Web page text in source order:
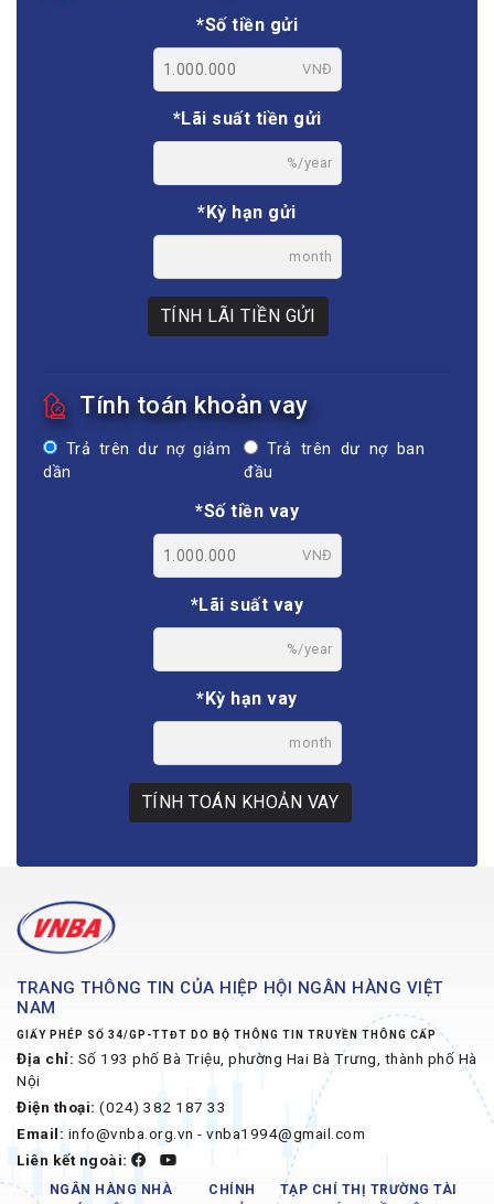
*Số tiền gửi
VNĐ
*Lãi suất tiền gửi
%/year
*Kỳ hạn gửi
month
TÍNH LÃI TIỀN GỬI
Tính toán khoản vay
Trả trên dư nợ giảm
dần
Trả trên dư nợ ban
đầu
*Số tiền vay
VNĐ
*Lãi suất vay
%/year
*Kỳ hạn vay
month
TÍNH TOÁN KHOẢN VAY
TRANG THÔNG TIN CỦA HIỆP HỘI NGÂN HÀNG VIỆT
NAM
GIẤY PHÉP SỐ 34/GP-TTĐT DO BỘ THÔNG TIN TRUYỀN THÔNG CẤP
Địa chỉ: Số 193 phố Bà Triệu, phường Hai Bà Trưng, thành phố Hà
Nội
Điện thoại: (024) 382 187 33
Email: info@vnba.org.vn - vnba1994@gmail.com
Liên kết ngoài:
NGÂN HÀNG NHÀ
CHÍNH
TẠP CHÍ THỊ TRƯỜNG TÀI